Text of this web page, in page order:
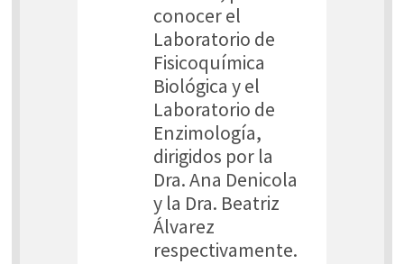
conocer el
Laboratorio de
Fisicoquímica
Biológica y el
Laboratorio de
Enzimología,
dirigidos por la
Dra. Ana Denicola
y la Dra. Beatriz
Álvarez
respectivamente.